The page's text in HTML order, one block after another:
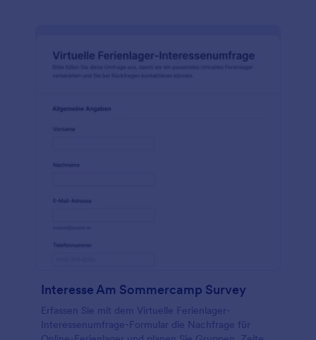
Interesse Am Sommercamp Survey
Erfassen Sie mit dem Virtuelle Ferienlager-
Interessenumfrage-Formular die Nachfrage für